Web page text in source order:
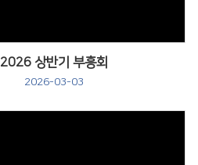
2026 상반기 부흥회
2026-03-03